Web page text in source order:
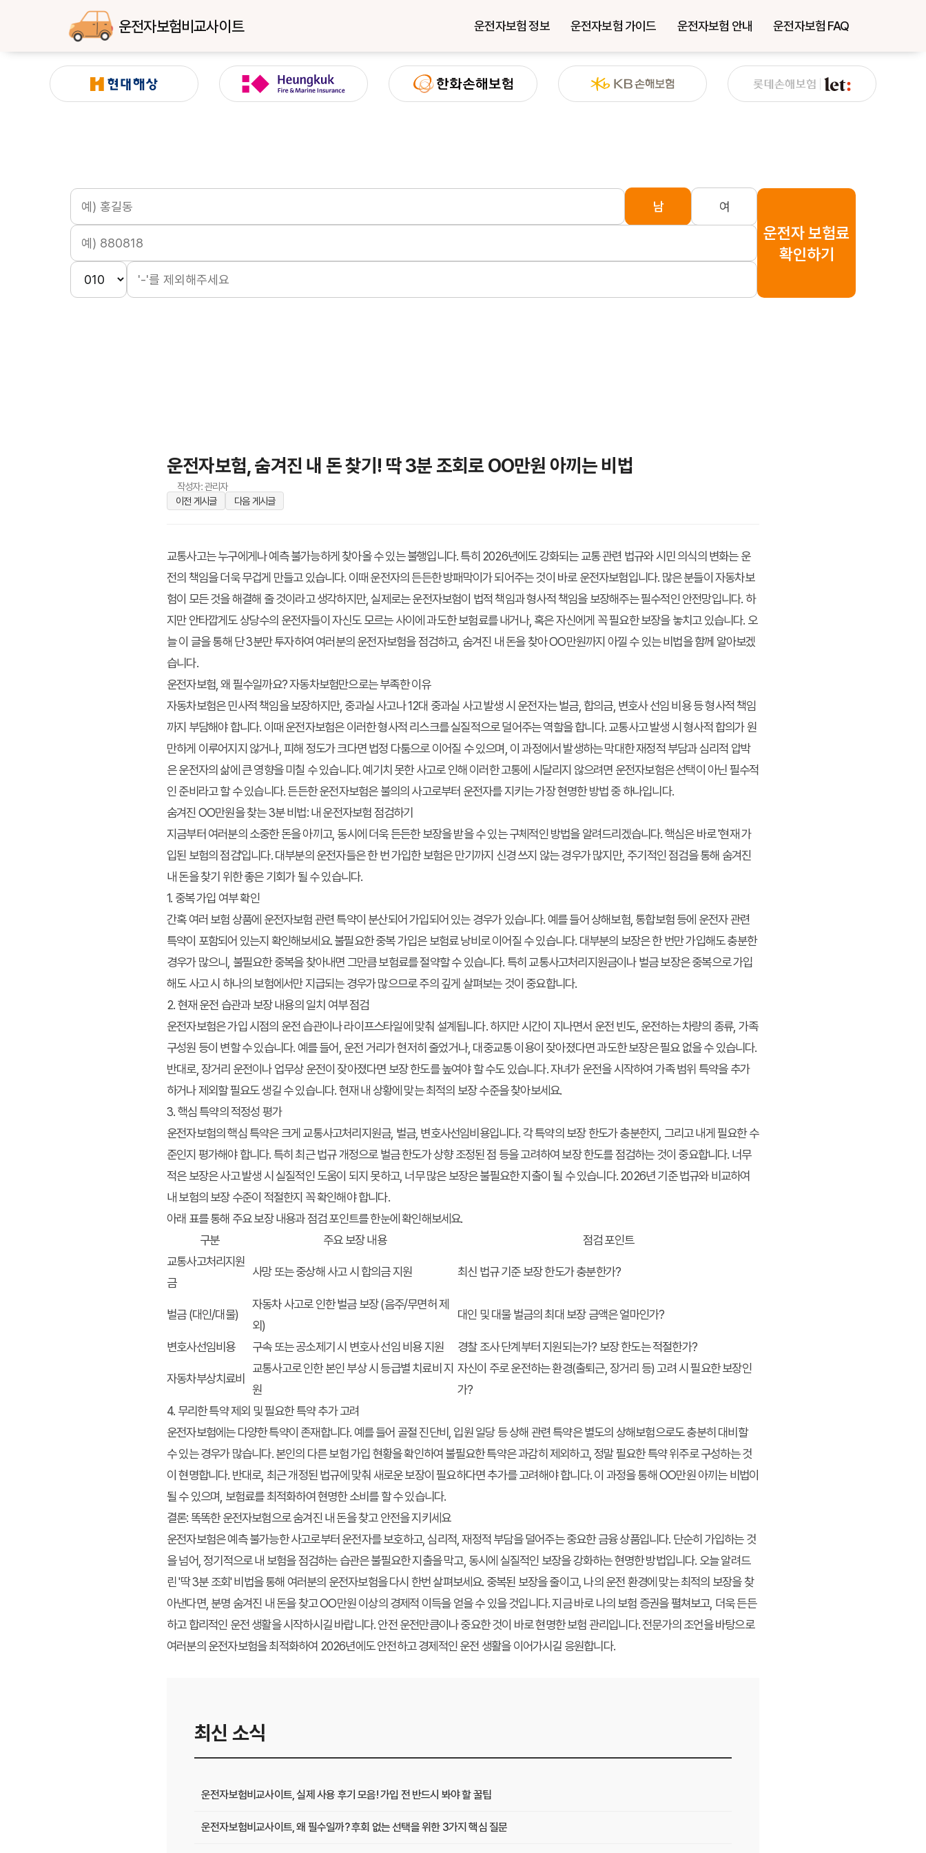
운전자보험비교사이트 운전자보험 정보 운전자보험 가이드 운전자보험 안내 운전자보험 FAQ
남 여
운전자 보험료
확인하기
운전자보험, 숨겨진 내 돈 찾기! 딱 3분 조회로 OO만원 아끼는 비법
작성자: 관리자
이전 게시글
다음 게시글
교통사고는 누구에게나 예측 불가능하게 찾아올 수 있는 불행입니다. 특히 2026년에도 강화되는 교통 관련 법규와 시민 의식의 변화는 운
전의 책임을 더욱 무겁게 만들고 있습니다. 이때 운전자의 든든한 방패막이가 되어주는 것이 바로운전자보험입니다. 많은 분들이 자동차보
험이 모든 것을 해결해 줄 것이라고 생각하지만, 실제로는 운전자보험이 법적 책임과 형사적 책임을 보장해주는 필수적인 안전망입니다. 하
지만 안타깝게도 상당수의 운전자들이 자신도 모르는 사이에 과도한 보험료를 내거나, 혹은 자신에게 꼭 필요한 보장을 놓치고 있습니다. 오
늘 이 글을 통해 단 3분만 투자하여 여러분의 운전자보험을 점검하고, 숨겨진 내 돈을 찾아 OO만원까지 아낄 수 있는 비법을 함께 알아보겠
습니다.
운전자보험, 왜 필수일까요? 자동차보험만으로는 부족한 이유
자동차보험은 민사적 책임을 보장하지만, 중과실 사고나 12대 중과실 사고 발생 시 운전자는 벌금, 합의금, 변호사 선임 비용 등 형사적 책임
까지 부담해야 합니다. 이때 운전자보험은 이러한 형사적 리스크를 실질적으로 덜어주는 역할을 합니다. 교통사고 발생 시 형사적 합의가 원
만하게 이루어지지 않거나, 피해 정도가 크다면 법정 다툼으로 이어질 수 있으며, 이 과정에서 발생하는 막대한 재정적 부담과 심리적 압박
은 운전자의 삶에 큰 영향을 미칠 수 있습니다. 예기치 못한 사고로 인해 이러한 고통에 시달리지 않으려면 운전자보험은 선택이 아닌 필수적
인 준비라고 할 수 있습니다. 든든한 운전자보험은 불의의 사고로부터 운전자를 지키는 가장 현명한 방법 중 하나입니다.
숨겨진 OO만원을 찾는 3분 비법: 내 운전자보험 점검하기
지금부터 여러분의 소중한 돈을 아끼고, 동시에 더욱 든든한 보장을 받을 수 있는 구체적인 방법을 알려드리겠습니다. 핵심은 바로 '현재 가
입된 보험의 점검'입니다. 대부분의 운전자들은 한 번 가입한 보험은 만기까지 신경 쓰지 않는 경우가 많지만, 주기적인 점검을 통해 숨겨진
내 돈을 찾기 위한 좋은 기회가 될 수 있습니다.
1. 중복 가입 여부 확인
간혹 여러 보험 상품에 운전자보험 관련 특약이 분산되어 가입되어 있는 경우가 있습니다. 예를 들어 상해보험, 통합보험 등에 운전자 관련
특약이 포함되어 있는지 확인해보세요. 불필요한 중복 가입은 보험료 낭비로 이어질 수 있습니다. 대부분의 보장은 한 번만 가입해도 충분한
경우가 많으니, 불필요한 중복을 찾아내면 그만큼 보험료를 절약할 수 있습니다. 특히 교통사고처리지원금이나 벌금 보장은 중복으로 가입
해도 사고 시 하나의 보험에서만 지급되는 경우가 많으므로 주의 깊게 살펴보는 것이 중요합니다.
2. 현재 운전 습관과 보장 내용의 일치 여부 점검
운전자보험은 가입 시점의 운전 습관이나 라이프스타일에 맞춰 설계됩니다. 하지만 시간이 지나면서 운전 빈도, 운전하는 차량의 종류, 가족
구성원 등이 변할 수 있습니다. 예를 들어, 운전 거리가 현저히 줄었거나, 대중교통 이용이 잦아졌다면 과도한 보장은 필요 없을 수 있습니다.
반대로, 장거리 운전이나 업무상 운전이 잦아졌다면 보장 한도를 높여야 할 수도 있습니다. 자녀가 운전을 시작하여 가족 범위 특약을 추가
하거나 제외할 필요도 생길 수 있습니다. 현재 내 상황에 맞는 최적의 보장 수준을 찾아보세요.
3. 핵심 특약의 적정성 평가
운전자보험의 핵심 특약은 크게 교통사고처리지원금, 벌금, 변호사선임비용입니다. 각 특약의 보장 한도가 충분한지, 그리고 내게 필요한 수
준인지 평가해야 합니다. 특히 최근 법규 개정으로 벌금 한도가 상향 조정된 점 등을 고려하여 보장 한도를 점검하는 것이 중요합니다. 너무
적은 보장은 사고 발생 시 실질적인 도움이 되지 못하고, 너무 많은 보장은 불필요한 지출이 될 수 있습니다. 2026년 기준 법규와 비교하여
내 보험의 보장 수준이 적절한지 꼭 확인해야 합니다.
아래 표를 통해 주요 보장 내용과 점검 포인트를 한눈에 확인해보세요.
구분
주요 보장 내용
점검 포인트
교통사고처리지원
금
사망 또는 중상해 사고 시 합의금 지원 최신 법규 기준 보장 한도가 충분한가?
벌금 (대인/대물)
자동차 사고로 인한 벌금 보장 (음주/무면허 제
외)
대인 및 대물 벌금의 최대 보장 금액은 얼마인가?
변호사선임비용 구속 또는 공소제기 시 변호사 선임 비용 지원 경찰 조사 단계부터 지원되는가? 보장 한도는 적절한가?
자동차부상치료비
교통사고로 인한 본인 부상 시 등급별 치료비 지
원
자신이 주로 운전하는 환경(출퇴근, 장거리 등) 고려 시 필요한 보장인
가?
4. 무리한 특약 제외 및 필요한 특약 추가 고려
운전자보험에는 다양한 특약이 존재합니다. 예를 들어 골절 진단비, 입원 일당 등 상해 관련 특약은 별도의 상해보험으로도 충분히 대비할
수 있는 경우가 많습니다. 본인의 다른 보험 가입 현황을 확인하여 불필요한 특약은 과감히 제외하고, 정말 필요한 특약 위주로 구성하는 것
이 현명합니다. 반대로, 최근 개정된 법규에 맞춰 새로운 보장이 필요하다면 추가를 고려해야 합니다. 이 과정을 통해OO만원 아끼는 비법이
될 수 있으며, 보험료를 최적화하여 현명한 소비를 할 수 있습니다.
결론: 똑똑한 운전자보험으로 숨겨진 내 돈을 찾고 안전을 지키세요
운전자보험은 예측 불가능한 사고로부터 운전자를 보호하고, 심리적, 재정적 부담을 덜어주는 중요한 금융 상품입니다. 단순히 가입하는 것
을 넘어, 정기적으로 내 보험을 점검하는 습관은 불필요한 지출을 막고, 동시에 실질적인 보장을 강화하는 현명한 방법입니다. 오늘 알려드
린 '딱 3분 조회' 비법을 통해 여러분의 운전자보험을 다시 한번 살펴보세요. 중복된 보장을 줄이고, 나의 운전 환경에 맞는 최적의 보장을 찾
아낸다면, 분명 숨겨진 내 돈을 찾고 OO만원 이상의 경제적 이득을 얻을 수 있을 것입니다. 지금 바로 나의 보험 증권을 펼쳐보고, 더욱 든든
하고 합리적인 운전 생활을 시작하시길 바랍니다. 안전 운전만큼이나 중요한 것이 바로 현명한 보험 관리입니다. 전문가의 조언을 바탕으로
여러분의 운전자보험을 최적화하여 2026년에도 안전하고 경제적인 운전 생활을 이어가시길 응원합니다.
최신 소식
운전자보험비교사이트, 실제 사용 후기 모음! 가입 전 반드시 봐야 할 꿀팁
운전자보험비교사이트, 왜 필수일까? 후회 없는 선택을 위한 3가지 핵심 질문